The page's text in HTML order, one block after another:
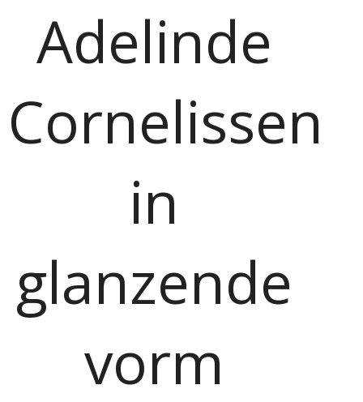
Adelinde
Cornelissen
in
glanzende
vorm